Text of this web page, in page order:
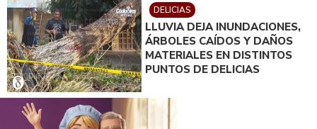
DELICIAS
LLUVIA DEJA INUNDACIONES,
ÁRBOLES CAÍDOS Y DAÑOS
MATERIALES EN DISTINTOS
PUNTOS DE DELICIAS